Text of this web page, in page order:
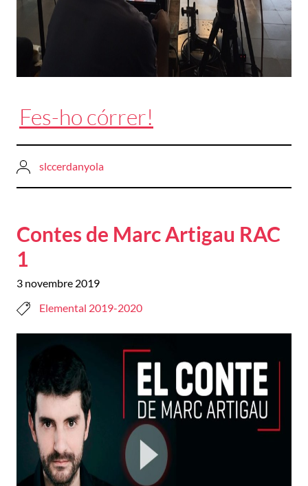
Fes-ho córrer!
slccerdanyola
Contes de Marc Artigau RAC
1
3 novembre 2019
Elemental 2019-2020